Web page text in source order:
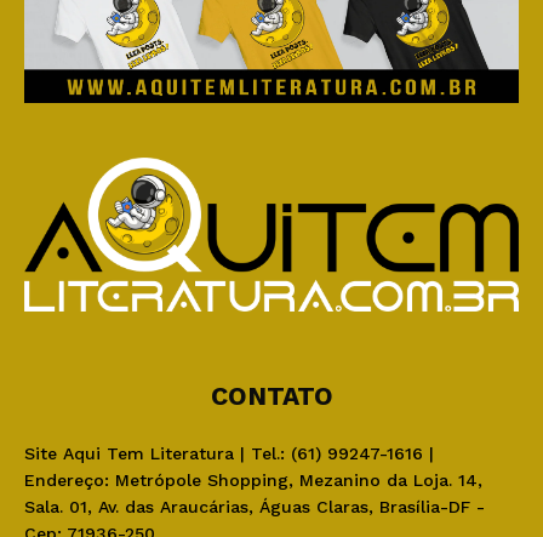
CONTATO
Site Aqui Tem Literatura | Tel.: (61) 99247-1616 |
Endereço: Metrópole Shopping, Mezanino da Loja. 14,
Sala. 01, Av. das Araucárias, Águas Claras, Brasília-DF -
Cep: 71936-250